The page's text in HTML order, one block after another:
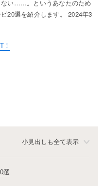
ない……。というあなたのため
20選を紹介します。 2024年3
！
小見出しも全て表示
選